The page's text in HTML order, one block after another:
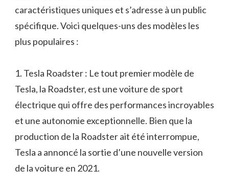
caractéristiques uniques et s’adresse à un public
spécifique. Voici quelques-uns des modèles les
plus populaires :
1. Tesla Roadster : Le tout premier modèle de
Tesla, la Roadster, est une voiture de sport
électrique qui offre des performances incroyables
et une autonomie exceptionnelle. Bien que la
production de la Roadster ait été interrompue,
Tesla a annoncé la sortie d’une nouvelle version
de la voiture en 2021.